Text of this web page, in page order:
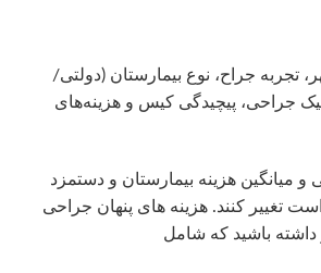
تجربه جراح، نوع بیمارستان (دولتی/
جراحی، پیچیدگی کیس و هزینه‌های
و میانگین هزینه بیمارستان و دستمزد
تغییر کنند. هزینه های پنهان جراحی
داشته باشید که شامل